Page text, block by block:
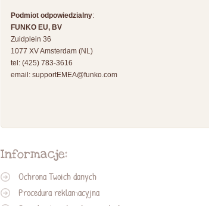
Podmiot odpowiedzialny:
FUNKO EU, BV
Zuidplein 36
1077 XV Amsterdam (NL)
tel: (425) 783-3616
email: supportEMEA@funko.com
Informacje:
Ochrona Twoich danych
Procedura reklamacyjna